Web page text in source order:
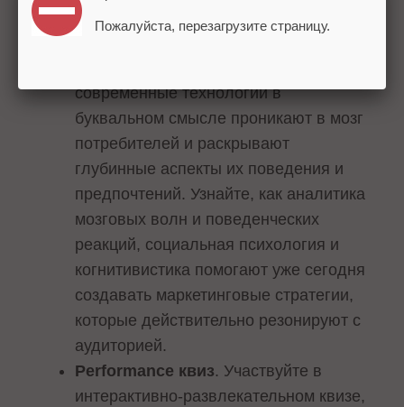
проницательные участники получат
современные технологии в
буквальном смысле проникают в мозг
потребителей и раскрывают
глубинные аспекты их поведения и
предпочтений. Узнайте, как аналитика
мозговых волн и поведенческих
реакций, социальная психология и
когнитивистика помогают уже сегодня
создавать маркетинговые стратегии,
которые действительно резонируют с
аудиторией.
Performance квиз. Участвуйте в
интерактивно-развлекательном квизе,
Пожалуйста, перезагрузите страницу.